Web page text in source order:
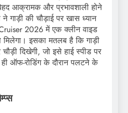
आक्रामक और प्रभावशाली होने
ने गाड़ी की चौड़ाई पर खास ध्यान
2026 में एक क्लीन वाइड
इसका मतलब है कि गाड़ी
दिखेगी, जो इसे हाई स्पीड पर
ही ऑफ-रोडिंग के दौरान पलटने के